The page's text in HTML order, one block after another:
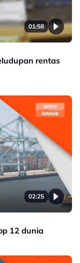
01:58
rentas
02:25
12 dunia